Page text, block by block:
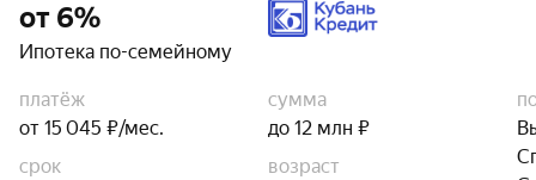
от 6%
Ипотека по-семейному
платёж
от 15 045 ₽/мес.
сумма
до 12 млн ₽
срок
возраст